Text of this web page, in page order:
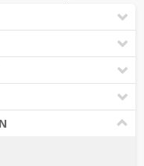
-19
2016